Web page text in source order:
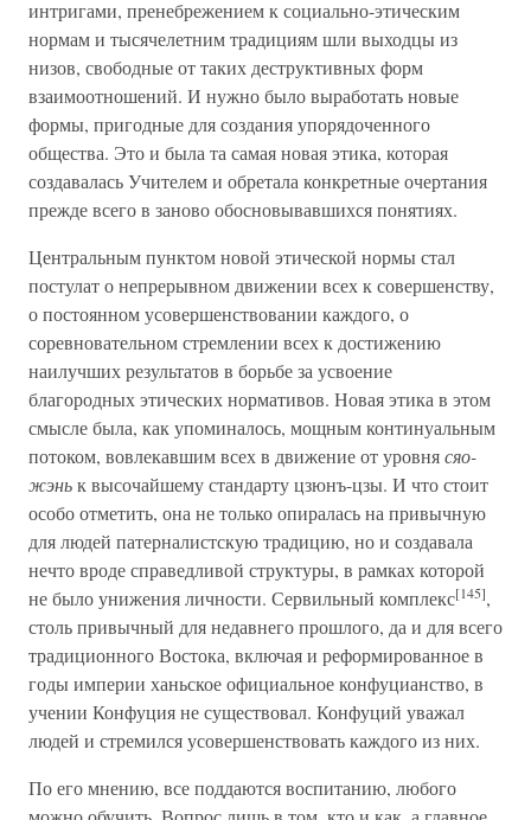
интригами, пренебрежением к социально-этическим
нормам и тысячелетним традициям шли выходцы из
низов, свободные от таких деструктивных форм
взаимоотношений. И нужно было выработать новые
формы, пригодные для создания упорядоченного
общества. Это и была та самая новая этика, которая
создавалась Учителем и обретала конкретные очертания
прежде всего в заново обосновывавшихся понятиях.
Центральным пунктом новой этической нормы стал
постулат о непрерывном движении всех к совершенству,
о постоянном усовершенствовании каждого, о
соревновательном стремлении всех к достижению
наилучших результатов в борьбе за усвоение
благородных этических нормативов. Новая этика в этом
смысле была, как упоминалось, мощным континуальным
потоком, вовлекавшим всех в движение от уровнясяо-
жэньк высочайшему стандарту цзюнъ-цзы. И что стоит
особо отметить, она не только опиралась на привычную
для людей патерналистскую традицию, но и создавала
нечто вроде справедливой структуры, в рамках которой
не было унижения личности. Сервильный комплекс[145],
столь привычный для недавнего прошлого, да и для всего
традиционного Востока, включая и реформированное в
годы империи ханьское официальное конфуцианство, в
учении Конфуция не существовал. Конфуций уважал
людей и стремился усовершенствовать каждого из них.
По его мнению, все поддаются воспитанию, любого